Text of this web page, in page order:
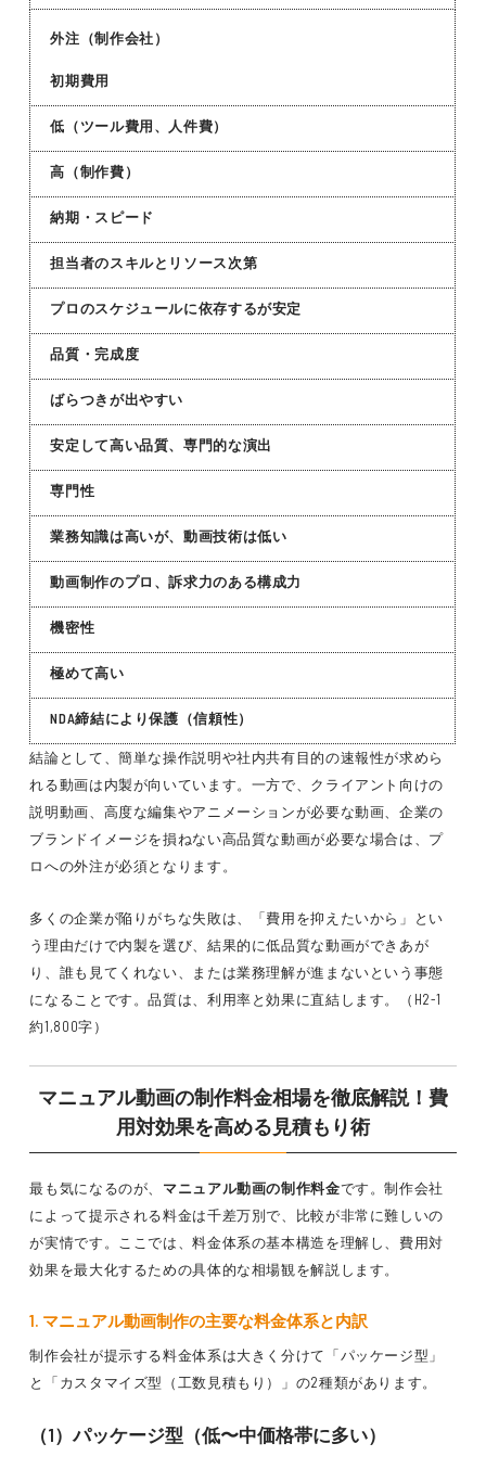
外注（制作会社）
初期費用
低（ツール費用、人件費）
高（制作費）
納期・スピード
担当者のスキルとリソース次第
プロのスケジュールに依存するが安定
品質・完成度
ばらつきが出やすい
安定して高い品質、専門的な演出
専門性
業務知識は高いが、動画技術は低い
動画制作のプロ、訴求力のある構成力
機密性
極めて高い
NDA締結により保護（信頼性）
結論として、簡単な操作説明や社内共有目的の速報性が求めら
れる動画は内製が向いています。一方で、クライアント向けの
説明動画、高度な編集やアニメーションが必要な動画、企業の
ブランドイメージを損ねない高品質な動画が必要な場合は、プ
ロへの外注が必須となります。
多くの企業が陥りがちな失敗は、「費用を抑えたいから」とい
う理由だけで内製を選び、結果的に低品質な動画ができあが
り、誰も見てくれない、または業務理解が進まないという事態
になることです。品質は、利用率と効果に直結します。（H2-1
約1,800字）
マニュアル動画の制作料金相場を徹底解説！費
用対効果を高める見積もり術
最も気になるのが、 マニュアル動画の制作料金です。制作会社
によって提示される料金は千差万別で、比較が非常に難しいの
が実情です。ここでは、料金体系の基本構造を理解し、費用対
効果を最大化するための具体的な相場観を解説します。
1. マニュアル動画制作の主要な料金体系と内訳
制作会社が提示する料金体系は大きく分けて「パッケージ型」
と「カスタマイズ型（工数見積もり）」の2種類があります。
（1）パッケージ型（低〜中価格帯に多い）